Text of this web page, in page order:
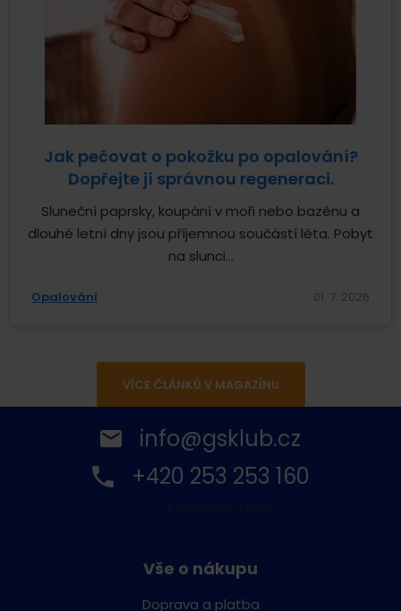
Jak pečovat o pokožku po opalování?
Dopřejte jí správnou regeneraci.
Sluneční paprsky, koupání v moři nebo bazénu a
dlouhé letní dny jsou příjemnou součástí léta. Pobyt
na slunci...
Opalování 01. 7. 2026
VÍCE ČLÁNKŮ V MAGAZÍNU
info@gsklub.cz
+420 253 253 160
Vše o nákupu
Doprava a platba